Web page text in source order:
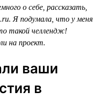
о себе, рассказать,
Я подумала, что у меня
такой челлендж!
на проект.
ваши
в